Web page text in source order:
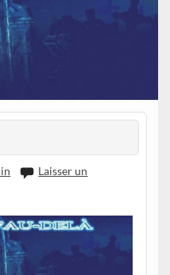
Laisser un